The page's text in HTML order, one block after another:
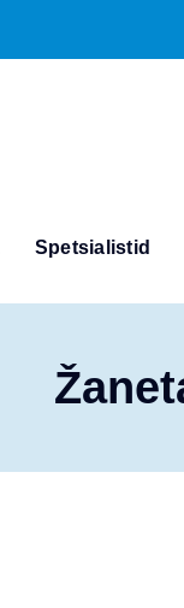
Spetsialistid